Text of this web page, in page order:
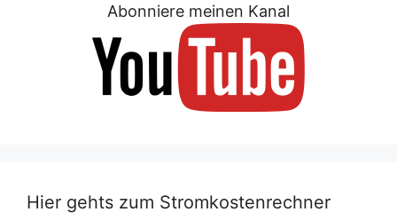
Abonniere meinen Kanal
Hier gehts zum Stromkostenrechner